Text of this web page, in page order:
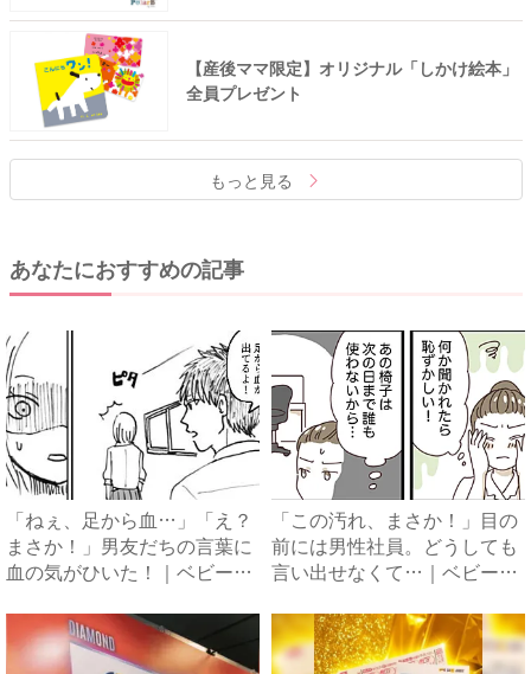
【産後ママ限定】オリジナル「しかけ絵本」
全員プレゼント
もっと見る
あなたにおすすめの記事
「ねぇ、足から血…」「え？
まさか！」男友だちの言葉に
血の気がひいた！｜ベビーカ
「この汚れ、まさか！」目の
前には男性社員。どうしても
言い出せなくて…｜ベビーカ